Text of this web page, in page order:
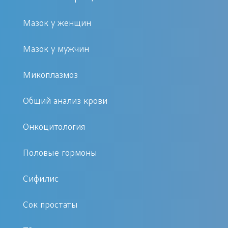
клетки в исследуемом
материале.
которая открывает возможность
возбудителей различной
носительства в период
выраженности беспокоящей
Кратковременность выполнения
Мазок у женщин
Мазок у мужчин
Микоплазмоз
Общий анализ крови
Онкоцитология
Половые гормоны
Сифилис
Сок простаты